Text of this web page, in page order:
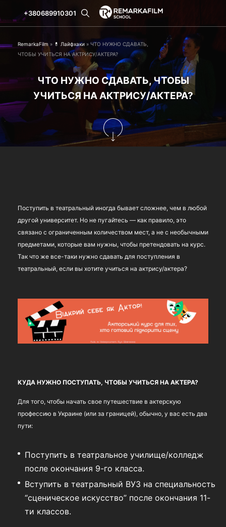
+380689910301
RemarkaFilm » 💊 Лайфхаки »ЧТО НУЖНО СДАВАТЬ,
ЧТОБЫ УЧИТЬСЯ НА АКТРИСУ/АКТЕРА?
ЧТО НУЖНО СДАВАТЬ, ЧТОБЫ
УЧИТЬСЯ НА АКТРИСУ/АКТЕРА?
Поступить в театральный иногда бывает сложнее, чем в любой
другой университет. Но не пугайтесь — как правило, это
связано с ограниченным количеством мест, а не с необычными
предметами, которые вам нужны, чтобы претендовать на курс.
Так что же все-таки нужно сдавать для поступления в
театральный, если вы хотите учиться на актрису/актера?
КУДА НУЖНО ПОСТУПАТЬ, ЧТОБЫ УЧИТЬСЯ НА АКТЕРА?
Для того, чтобы начать свое путешествие в актерскую
профессию в Украине (или за границей), обычно, у вас есть два
пути:
Поступить в театральное училище/колледж
после окончания 9-го класса.
Вступить в театральный ВУЗ на специальность
“сценическое искусство” после окончания 11-
ти классов.